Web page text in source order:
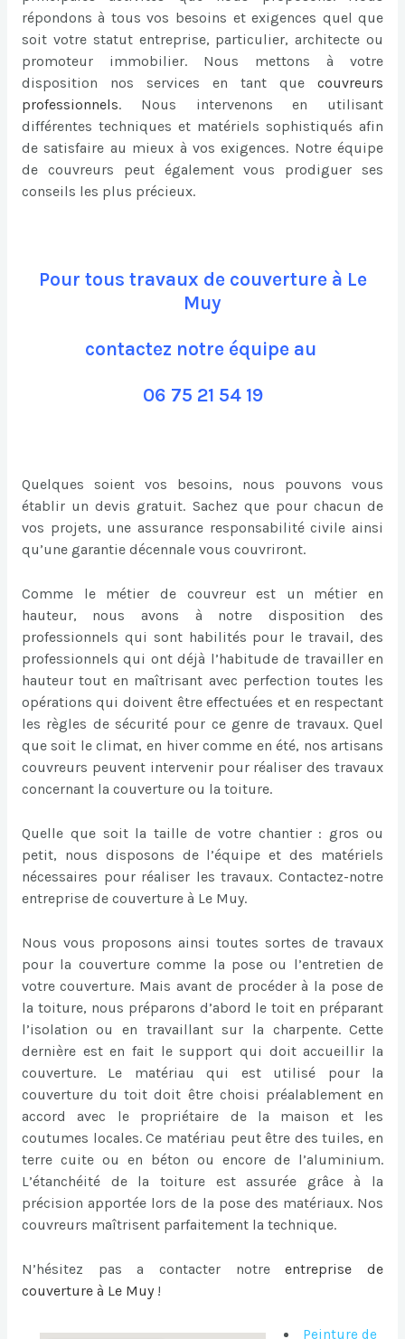
répondons à tous vos besoins et exigences quel que
soit votre statut entreprise, particulier, architecte ou
promoteur immobilier. Nous mettons à votre
disposition nos services en tant que couvreurs
professionnels. Nous intervenons en utilisant
différentes techniques et matériels sophistiqués afin
de satisfaire au mieux à vos exigences. Notre équipe
de couvreurs peut également vous prodiguer ses
conseils les plus précieux.
Pour tous travaux de couverture à Le
Muy
contactez notre équipe au
06 75 21 54 19
Quelques soient vos besoins, nous pouvons vous
établir un devis gratuit. Sachez que pour chacun de
vos projets, une assurance responsabilité civile ainsi
qu’une garantie décennale vous couvriront.
Comme le métier de couvreur est un métier en
hauteur, nous avons à notre disposition des
professionnels qui sont habilités pour le travail, des
professionnels qui ont déjà l’habitude de travailler en
hauteur tout en maîtrisant avec perfection toutes les
opérations qui doivent être effectuées et en respectant
les règles de sécurité pour ce genre de travaux. Quel
que soit le climat, en hiver comme en été, nos artisans
couvreurs peuvent intervenir pour réaliser des travaux
concernant la couverture ou la toiture.
Quelle que soit la taille de votre chantier : gros ou
petit, nous disposons de l’équipe et des matériels
nécessaires pour réaliser les travaux. Contactez-notre
entreprise de couverture à Le Muy.
Nous vous proposons ainsi toutes sortes de travaux
pour la couverture comme la pose ou l’entretien de
votre couverture. Mais avant de procéder à la pose de
la toiture, nous préparons d’abord le toit en préparant
l’isolation ou en travaillant sur la charpente. Cette
dernière est en fait le support qui doit accueillir la
couverture. Le matériau qui est utilisé pour la
couverture du toit doit être choisi préalablement en
accord avec le propriétaire de la maison et les
coutumes locales. Ce matériau peut être des tuiles, en
terre cuite ou en béton ou encore de l’aluminium.
L’étanchéité de la toiture est assurée grâce à la
précision apportée lors de la pose des matériaux. Nos
couvreurs maîtrisent parfaitement la technique.
N’hésitez pas a contacter notreentreprise de
couverture à Le Muy!
Peinture de